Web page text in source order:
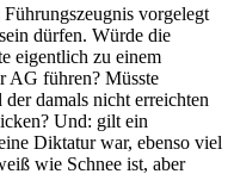
vorgelegt
dürfen. Würde die
eigentlich zu einem
AG führen? Müsste
damals nicht erreichten
Und: gilt ein
Diktatur war, ebenso viel
wie Schnee ist, aber